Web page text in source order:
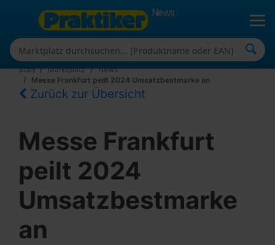
News
Start Marktplatz
News
Messe Frankfurt peilt 2024 Umsatzbestmarke an
Zurück zur Übersicht
Messe Frankfurt
peilt 2024
Umsatzbestmarke
an